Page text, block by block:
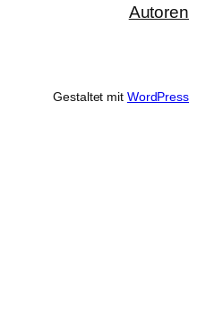
Autoren
Gestaltet mit WordPress